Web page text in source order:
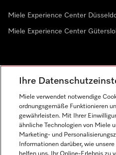
Miele Experience Center
Miele Experience Center
Ihre
Miele verwendet notwendige
ordnungsgemäße Funktionieren
gewährleisten. Mit Ihrer
ähnliche Technologien von Miele
Marketing- und
Informationen darüber, wie